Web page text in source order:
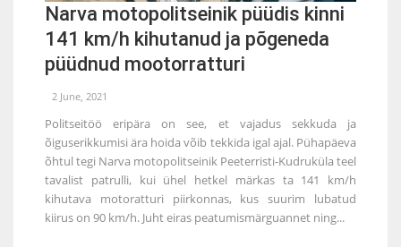
Narva motopolitseinik püüdis kinni
141 km/h kihutanud ja põgeneda
püüdnud mootorratturi
2 June, 2021
Politseitöö eripära on see, et vajadus sekkuda ja
õiguserikkumisi ära hoida võib tekkida igal ajal. Pühapäeva
õhtul tegi Narva motopolitseinik Peeterristi-Kudruküla teel
tavalist patrulli, kui ühel hetkel märkas ta 141 km/h
kihutava motoratturi piirkonnas, kus suurim lubatud
kiirus on 90 km/h. Juht eiras peatumismärguannet ning...